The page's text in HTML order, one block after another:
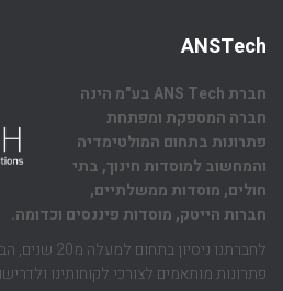
ANSTech
חברת ANS Tech בע"מ הינה
חברה המספקת ומפתחת
פתרונות בתחום המולטימדיה
והמחשוב למוסדות חינוך, בתי
חולים, מוסדות ממשלתיים,
חברות הייטק, מוסדות פיננסים וכדומה.
לחברתנו
פתרונות מותאמים לצורכי לקוחותינו